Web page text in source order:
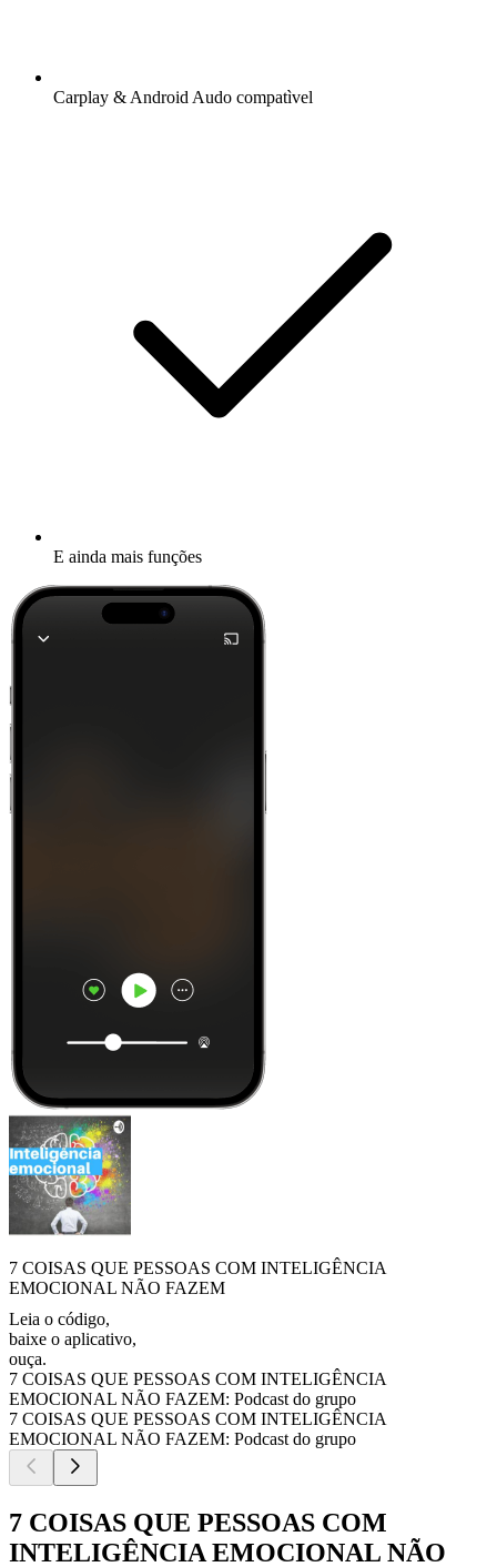
Carplay & Android Audo compatìvel
E ainda mais funções
7 COISAS QUE PESSOAS COM INTELIGÊNCIA
EMOCIONAL NÃO FAZEM
Leia o código,
baixe o aplicativo,
ouça.
7 COISAS QUE PESSOAS COM INTELIGÊNCIA
EMOCIONAL NÃO FAZEM: Podcast do grupo
7 COISAS QUE PESSOAS COM INTELIGÊNCIA
EMOCIONAL NÃO FAZEM: Podcast do grupo
7 COISAS QUE PESSOAS COM
INTELIGÊNCIA EMOCIONAL NÃO